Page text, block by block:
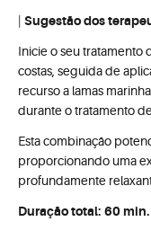
Sugestão dos
Inicie o seu tratamento
costas, seguida de
recurso a lamas
durante o tratamento
Esta combinação
proporcionando uma
profundamente
Duração total: 60